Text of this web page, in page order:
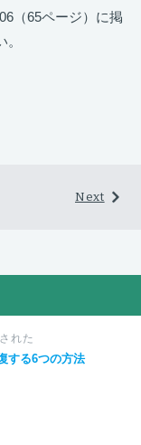
（65ページ）に掲
Next
れた
する6つの方法